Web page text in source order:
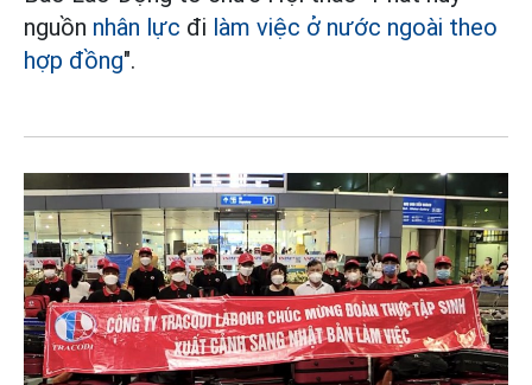
nguồn nhân lực đi làm việc ở nước ngoài theo
hợp đồng".